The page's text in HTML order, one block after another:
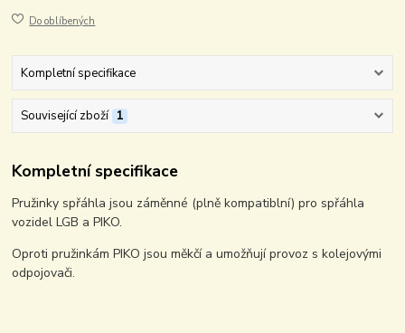
Do oblíbených
Kompletní specifikace
Související zboží 1
Kompletní specifikace
Pružinky spřáhla jsou záměnné (plně kompatiblní) pro spřáhla
vozidel LGB a PIKO.
Oproti pružinkám PIKO jsou měkčí a umožňují provoz s kolejovými
odpojovači.